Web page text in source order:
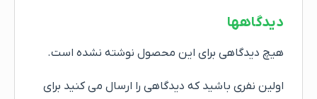
دیدگاهها
هیچ دیدگاهی برای این محصول نوشته نشده است.
اولین نفری باشید که دیدگاهی را ارسال می کنید برای